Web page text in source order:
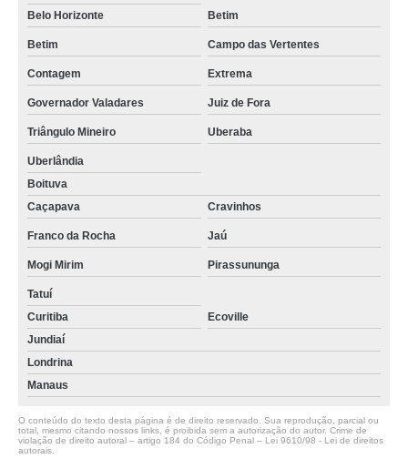
Belo Horizonte
Betim
Betim Campo das Vertentes
Contagem Extrema
Governador Valadares Juiz de Fora
Triângulo Mineiro Uberaba
Uberlândia
Boituva
Caçapava
Cravinhos
Franco da Rocha Jaú
Mogi Mirim Pirassununga
Tatuí
Curitiba
Ecoville
Jundiaí
Londrina
Manaus
O conteúdo do texto desta página é de direito reservado. Sua reprodução, parcial ou
total, mesmo citando nossos links, é proibida sem a autorização do autor. Crime de
violação de direito autoral – artigo 184 do Código Penal – Lei 9610/98 - Lei de direitos
autorais